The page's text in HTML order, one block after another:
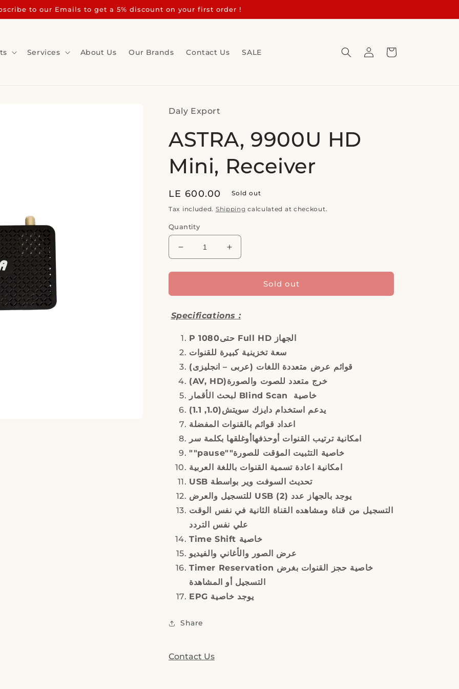
to our Emails to get a 5% discount on your first order !
Services About Us Our Brands Contact Us SALE
Log
in
Cart
Daly Export
ASTRA, 9900U HD
Mini, Receiver
Regular
price
LE 600.00 Sold out
Tax included. Shipping calculated at checkout.
Quantity
Decrease
quantity
for
9900U
Mini,
Increase
quantity
for
9900U
Mini,
Sold out
Specifications :
P 1080حتى Full HD الجهاز
سعة تخزينية كبيرة للقنوات
قوائم عرض متعددة اللغات (عربى – انجليزى)
(AV, HD)خرج متعدد للصوت والصورة
لبحث الأقمار Blind Scan خاصية
يدعم استخدام دايزك سويتش(1.0, 1.1)
اعداد قوائم بالقنوات المفضلة
امكانية ترتيب القنوات أوحذفهاأوغلقها بكلمة سر
""pause""خاصية التثبيت المؤقت للصورة
امكانية اعادة تسمية القنوات باللغة العربية
USB تحديث السوفت وير بواسطة
للتسجيل والعرض USB يوجد بالجهاز عدد (2)
التسجيل من قناة ومشاهده القناة الثانية في نفس الوقت
علي نفس التردد
Time Shift خاصية
عرض الصور والأغاني والفيديو
Timer Reservation خاصية حجز القنوات بغرض
التسجيل أو المشاهدة
Share
Contact Us